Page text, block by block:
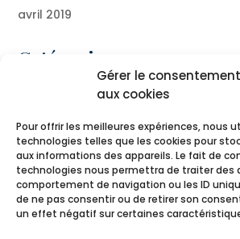
Gérer le consentement
aux cookies
Pour offrir les meilleures expériences, nous
technologies telles que les cookies pour
aux informations des appareils. Le fait de
technologies nous permettra de traiter des
comportement de navigation ou les ID
de ne pas consentir ou de retirer son
un effet négatif sur certaines
avril 2019
Catégories
Méta
Connexion
Flux des publications